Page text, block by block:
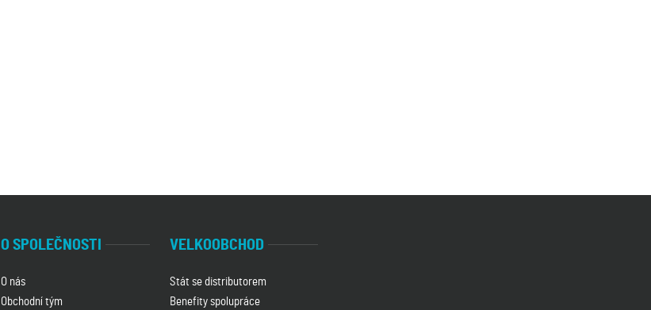
O SPOLEČNOSTI
O nás
Obchodní tým
VELKOOBCHOD
Stát se distributorem
Benefity spolupráce